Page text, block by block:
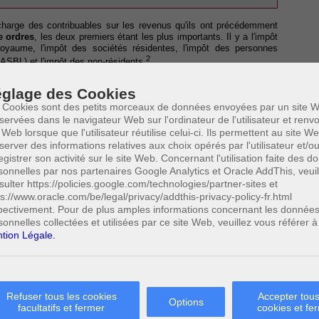
des Cookies
Cookies sont des petits morceaux de données envoyées par un site
dans le navigateur Web sur l'ordinateur de l'utilisateur et
lorsque que l'utilisateur réutilise celui-ci. Ils permettent au site
des informations relatives aux choix opérés par l'utilisateur et/
son activité sur le site Web. Concernant l'utilisation faite des
par nos partenaires Google Analytics et Oracle AddThis,
https://policies.google.com/technologies/partner-sites et
www.oracle.com/be/legal/privacy/addthis-privacy-policy-fr.html
Pour de plus amples informations concernant les données
collectées et utilisées par ce site Web, veuillez vous référer
Légale.
Refuser tous les cookies
facultatifs et fermer
Options
Accepter
cookies et
des contribuables sur les revenus qu'ils ont précédemment
ordres, les deux premiers étant les plus importants. Il y a l'impôt
l'impôt des sociétés résidentes, l'impôt des personnes
et l'impôt des non-résidents2.
sur les fruits produits par le contribuable durant une année.
sur les revenus porte sur une chose qui se renouvelle
revenus perçus par leshabitants du royaume, c'est-à-dire les
ou, à défaut, le siège de leur fortune en Belgique4. Les
accumulés pendant la période imposable qui correspond
être belges ou provenir d'un pays étranger. Dans ce dernier
inexistante.
en quatre catégories : les revenus immobiliers, les revenus
divers. Ces revenus sont perçus par des prélèvements que
Comme leur nom indique, ces précomptes sont une
par le contribuable, et restituée dans la mesure où elle excède
qui est calculé et perçu après la période imposable, les
intermédiaires qui ont à charge de les reverser au pouvoir
opérée par les établissements bancaires et les employeurs